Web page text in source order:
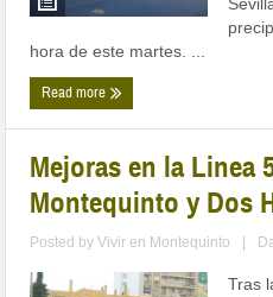
hora de este martes. ...
Read more
Mejoras en la Linea
Montequinto y Dos
Posted byVivir en Montequinto
Tras